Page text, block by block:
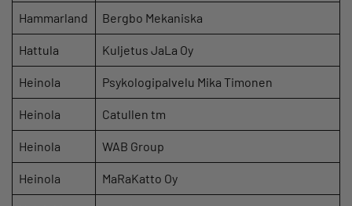
Hammarland Bergbo Mekaniska
Hattula Kuljetus JaLa Oy
Heinola Psykologipalvelu Mika Timonen
Heinola Catullen tm
Heinola WAB Group
Heinola MaRaKatto Oy